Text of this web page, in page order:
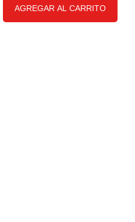
AGREGAR AL CARRITO